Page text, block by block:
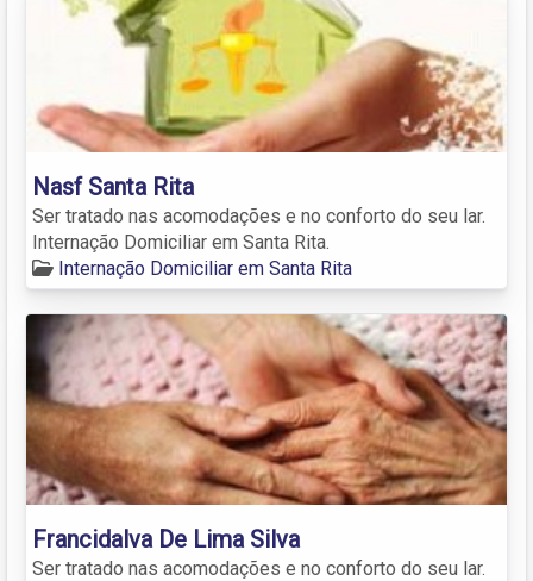
Nasf Santa Rita
Ser tratado nas acomodações e no conforto do seu lar.
Internação Domiciliar em Santa Rita.
Internação Domiciliar em Santa Rita
Francidalva De Lima Silva
Ser tratado nas acomodações e no conforto do seu lar.